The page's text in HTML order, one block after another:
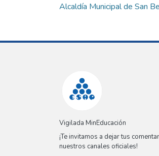
Alcaldía Municipal de San
Vigilada MinEducación
¡Te invitamos a dejar tus
nuestros canales oficiales!